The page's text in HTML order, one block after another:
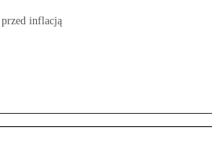
inflacją